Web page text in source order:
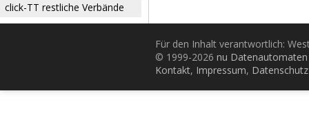
click-TT restliche Verbände
Für den Inhalt verantwortlich:
© 1999-2026 nu
Kontakt, Impressum, Datenschutz